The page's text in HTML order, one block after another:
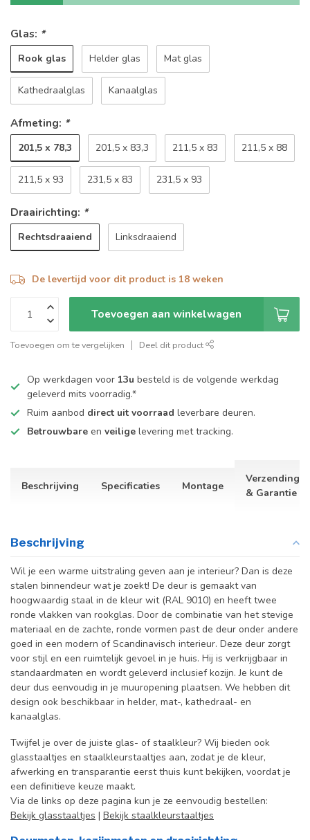
Glas: *
Rook glas Helder glas Mat glas
Kathedraalglas Kanaalglas
Afmeting: *
201,5 x 78,3 201,5 x 83,3 211,5 x 83 211,5 x 88
211,5 x 93 231,5 x 83 231,5 x 93
Draairichting: *
Rechtsdraaiend Linksdraaiend
De levertijd voor dit product is 18 weken
Toevoegen aan winkelwagen
Toevoegen om te vergelijken Deel dit product
Op werkdagen voor 13u besteld is de volgende werkdag
geleverd mits voorradig.*
Ruim aanbod direct uit voorraad leverbare deuren.
Betrouwbare en veilige levering met tracking.
Beschrijving Specificaties Montage
Verzending
& Garantie
Beschrijving
Wil je een warme uitstraling geven aan je interieur? Dan is deze
stalen binnendeur wat je zoekt! De deur is gemaakt van
hoogwaardig staal in de kleur wit (RAL 9010) en heeft twee
ronde vlakken van rookglas. Door de combinatie van het stevige
materiaal en de zachte, ronde vormen past de deur onder andere
goed in een modern of Scandinavisch interieur. Deze deur zorgt
voor stijl en een ruimtelijk gevoel in je huis. Hij is verkrijgbaar in
standaardmaten en wordt geleverd inclusief kozijn. Je kunt de
deur dus eenvoudig in je muuropening plaatsen. We hebben dit
design ook beschikbaar in helder, mat-, kathedraal- en
kanaalglas.
Twijfel je over de juiste glas- of staalkleur? Wij bieden ook
glasstaaltjes en staalkleurstaaltjes aan, zodat je de kleur,
afwerking en transparantie eerst thuis kunt bekijken, voordat je
een definitieve keuze maakt.
Via de links op deze pagina kun je ze eenvoudig bestellen:
Bekijk glasstaaltjes | Bekijk staalkleurstaaltjes